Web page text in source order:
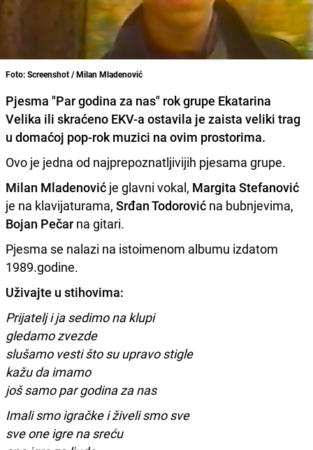
Foto: Screenshot / Milan Mladenović
Pjesma "Par godina za nas" rok grupe Ekatarina
Velika ili skraćeno EKV-a ostavila je zaista veliki trag
u domaćoj pop-rok muzici na ovim prostorima.
Ovo je jedna od najprepoznatljivijih pjesama grupe.
Milan Mladenović je glavni vokal, Margita Stefanović
je na klavijaturama, Srđan Todorović na bubnjevima,
Bojan Pečar na gitari.
Pjesma se nalazi na istoimenom albumu izdatom
1989.godine.
Uživajte u stihovima:
Prijatelj i ja sedimo na klupi
gledamo zvezde
slušamo vesti što su upravo stigle
kažu da imamo
još samo par godina za nas
Imali smo igračke i živeli smo sve
sve one igre na sreću